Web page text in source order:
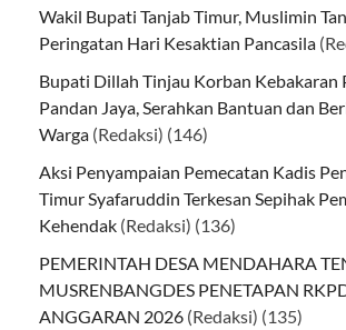
Wakil Bupati Tanjab Timur, Muslimin
Peringatan Hari Kesaktian Pancasila
Bupati Dillah Tinjau Korban Kebakaran
Pandan Jaya, Serahkan Bantuan dan
Warga (Redaksi) (146)
Aksi Penyampaian Pemecatan Kadis
Timur Syafaruddin Terkesan Sepihak
Kehendak (Redaksi) (136)
PEMERINTAH DESA MENDAHARA
MUSRENBANGDES PENETAPAN
ANGGARAN 2026 (Redaksi) (135)